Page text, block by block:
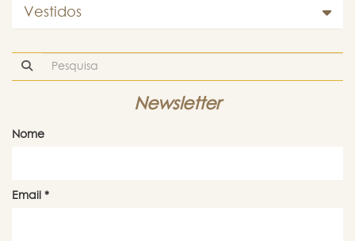
Vestidos
Newsletter
Nome
Email *